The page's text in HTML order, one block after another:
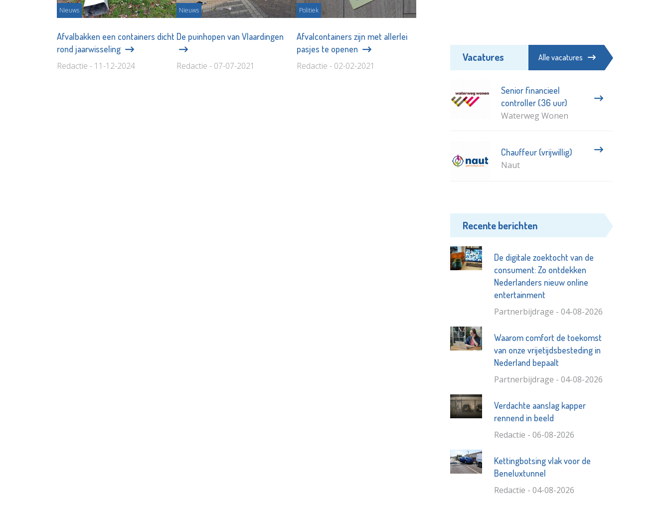
Nieuws
Afvalbakken een containers dicht
rond jaarwisseling
Redactie - 11-12-2024
Nieuws
De puinhopen van Vlaardingen
Redactie - 07-07-2021
Politiek
Afvalcontainers zijn met allerlei
pasjes te openen
Redactie - 02-02-2021
Vacatures Alle vacatures
Senior financieel
controller (36 uur)
Waterweg Wonen
Chauffeur (vrijwillig)
Naut
Recente berichten
De digitale zoektocht van de
consument: Zo ontdekken
Nederlanders nieuw online
entertainment
Partnerbijdrage - 04-08-2026
Waarom comfort de toekomst
van onze vrijetijdsbesteding in
Nederland bepaalt
Partnerbijdrage - 04-08-2026
Verdachte aanslag kapper
rennend in beeld
Redactie - 06-08-2026
Kettingbotsing vlak voor de
Beneluxtunnel
Redactie - 04-08-2026